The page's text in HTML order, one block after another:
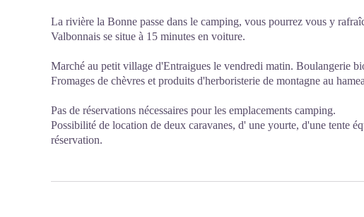
La rivière la Bonne passe dans le camping, vous pourrez vous y
Valbonnais se situe à 15 minutes en voiture.
Marché au petit village d'Entraigues le vendredi matin. Boulangerie
Fromages de chèvres et produits d'herboristerie de montagne au
Pas de réservations nécessaires pour les emplacements camping.
Possibilité de location de deux caravanes, d' une yourte, d'une tente
réservation.